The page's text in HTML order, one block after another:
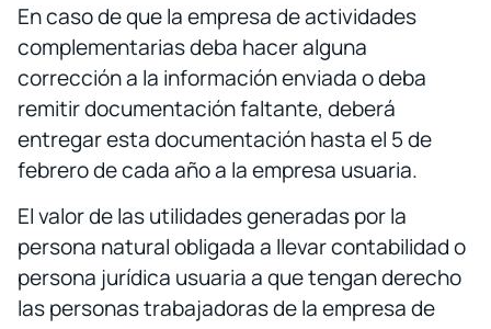
En caso de que la empresa de actividades
complementarias deba hacer alguna
corrección a la información enviada o deba
remitir documentación faltante, deberá
entregar esta documentación hasta el 5 de
febrero de cada año a la empresa usuaria.
El valor de las utilidades generadas por la
persona natural obligada a llevar contabilidad o
persona jurídica usuaria a que tengan derecho
las personas trabajadoras de la empresa de